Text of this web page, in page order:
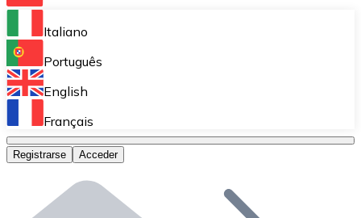
Bitnovo Ramp
Integra nuestra solución en tu plataforma.
Bitnovo Giftcards
Bitnovo OTC
Bitnovo ATM
Italiano
Português
English
Français
Registrarse Acceder